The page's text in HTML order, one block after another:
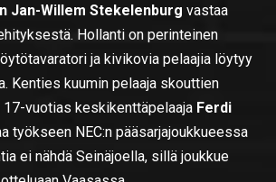
Jan-Willem Stekelenburgvastaa
Hollanti on perinteinen
ja kivikovia pelaajia löytyy
Kenties kuumin pelaaja skouttien
vuotias keskikenttäpelaaja Ferdi
työkseen NEC:n pääsarjajoukkueessa
ei nähdä Seinäjoella, sillä joukkue